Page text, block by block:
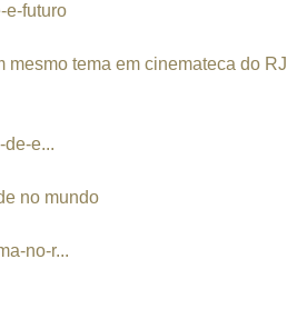
e-futuro
tema em cinemateca do RJ
e...
no mundo
no-r...